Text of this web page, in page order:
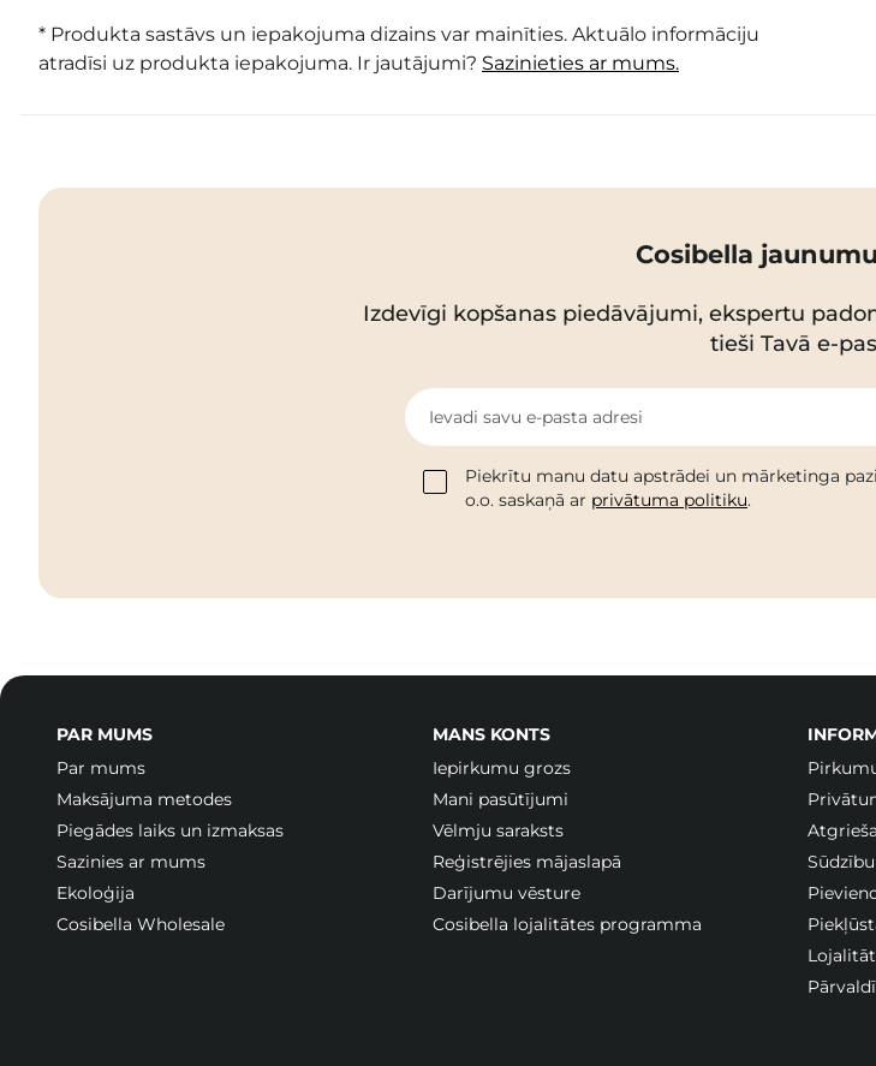
* Produkta sastāvs un iepakojuma dizains var mainīties. Aktuālo informāciju
atradīsi uz produkta iepakojuma. Ir jautājumi? Sazinieties ar mums.
Cosibella
Izdevīgi kopšanas piedāvājumi, ekspertu
tieši Tavā e-
Ievadi savu e-pasta adresi
Piekrītu manu datu apstrādei un mārketinga
o.o. saskaņā ar privātuma politiku.
PAR MUMS
Par mums
Maksājuma metodes
Piegādes laiks un izmaksas
Sazinies ar mums
Ekoloģija
Cosibella Wholesale
MANS KONTS
Iepirkumu grozs
Mani pasūtījumi
Vēlmju saraksts
Reģistrējies mājaslapā
Darījumu vēsture
Cosibella lojalitātes programma